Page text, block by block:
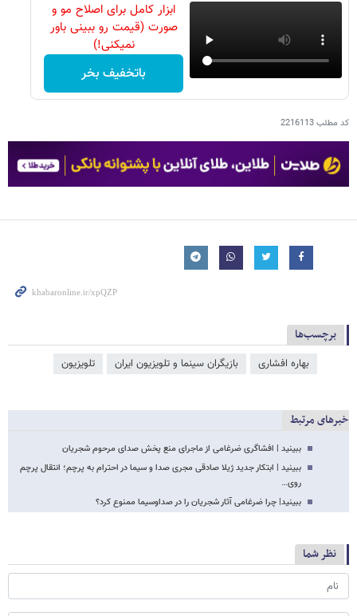
ابزار کامل برای اصلاح مو و
صورت (قیمت رو ببینی باور
نمیکنی!)
باتخفیف بخر
کد مطلب2216113
برچسب‌ها
بهاره افشاری بازیگران سینما و تلویزیون ایران تلویزیون
خبرهای مرتبط
ببینید | افشاگری ضرغامی از ماجرای منع پخش صدای مرحوم شجریان
ببینید | ابتکار جدید ژیلا صادقی مجری صدا و سیما در احترام به پرچم؛ انتقال پرچم
روی…
ببینید| چرا ضرغامی آثار شجریان را در صداوسیما ممنوع کرد؟
نظر شما